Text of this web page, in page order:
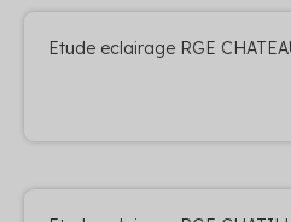
Etude eclairage RGE